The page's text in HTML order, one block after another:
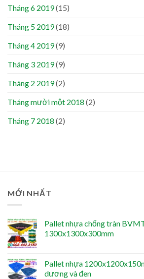
Tháng 6 2019(15)
Tháng 5 2019(18)
Tháng 4 2019(9)
Tháng 3 2019(9)
Tháng 2 2019(2)
Tháng mười một 2018 (2)
Tháng 7 2018 (2)
MỚI NHẤT
Pallet nhựa chống tràn
1300x1300x300mm
Pallet nhựa
dương và đen